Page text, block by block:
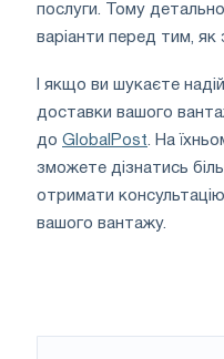
послуги. Тому детально
варіанти перед тим, як
І якщо ви шукаєте
доставки вашого
до GlobalPost . На
зможете дізнатись
отримати
вашого вантажу.